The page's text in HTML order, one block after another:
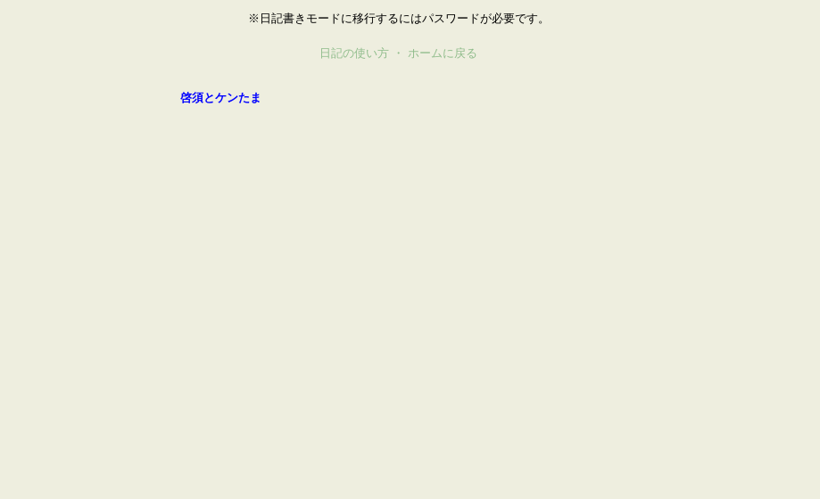
※日記書きモードに移行するにはパスワードが必要です。
日記の使い方 ・ ホームに戻る
啓須とケンたま